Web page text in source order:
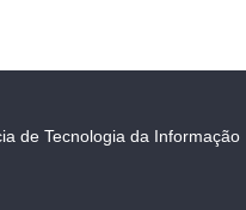
de Tecnologia da Informação